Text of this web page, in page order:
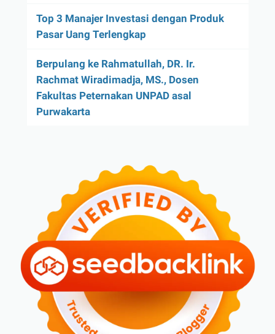
Top 3 Manajer Investasi dengan Produk
Pasar Uang Terlengkap
Berpulang ke Rahmatullah, DR. Ir.
Rachmat Wiradimadja, MS., Dosen
Fakultas Peternakan UNPAD asal
Purwakarta